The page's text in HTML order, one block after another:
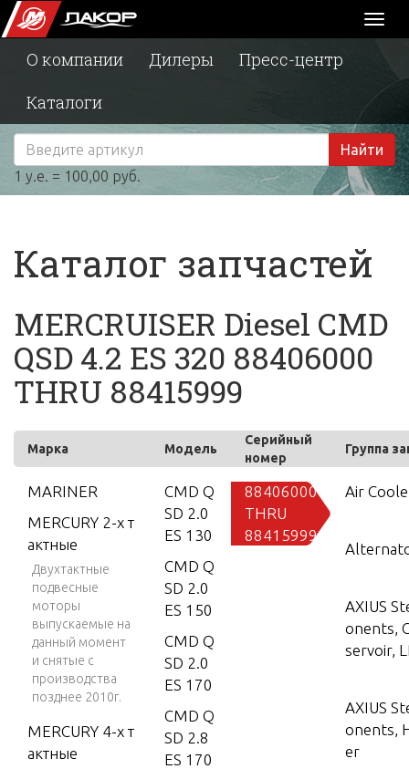
О компании Дилеры
Пресс-центр
Каталоги
Найти
1 у.е. = 100,00 руб.
Каталог запчастей
MERCRUISER Diesel CMD
QSD 4.2 ES 320 88406000
THRU 88415999
Марка Модель
Серийный
номер
Группа
MARINER
MERCURY 2-х т
актные
Двухтактные
подвесные
моторы
выпускаемые на
данный момент
и снятые с
производства
позднее 2010г.
MERCURY 4-х т
актные
CMD Q
SD 2.0
ES 130
CMD Q
SD 2.0
ES 150
CMD Q
SD 2.0
ES 170
CMD Q
SD 2.8
ES 170
88406000
THRU
88415999
Air
AXIUS
onents,
servoir,
AXIUS
onents,
er